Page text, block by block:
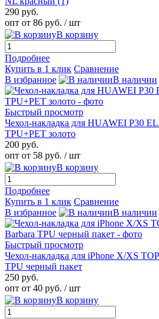
290 руб.
опт от 86 руб. / шт
В корзину
Подробнее
Купить в 1 клик Сравнение
В избранное
В наличии
Быстрый просмотр
Чехол-накладка для HUAWEI P30
TPU+PET золото
200 руб.
опт от 58 руб. / шт
В корзину
Подробнее
Купить в 1 клик Сравнение
В избранное
В наличии
Быстрый просмотр
Чехол-накладка для iPhone X/XS
TPU черный пакет
250 руб.
опт от 40 руб. / шт
В корзину